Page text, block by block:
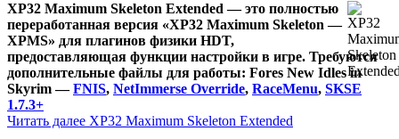
XP32 Maximum Skeleton Extended — это полностью
переработанная версия «XP32 Maximum Skeleton —
XPMS» для плагинов физики HDT,
предоставляющая функции настройки в игре. Требуются
дополнительные файлы для работы: Fores New Idles in
Skyrim —FNIS, NetImmerse Override, RaceMenu, SKSE
1.7.3+
Читать далее XP32 Maximum Skeleton Extended